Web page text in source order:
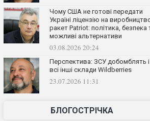
Чому США не готові передати
Україні ліцензію на
ракет Patriot: політика, безпека
можливі альтернативи
03.08.2026 20:24
Перспектива: ЗСУ добомблять і
всі інші склади Wildberries
23.07.2026 11:31
БЛОГОСТРІЧКА